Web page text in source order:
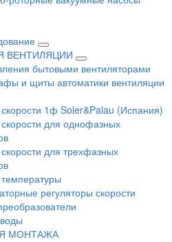
ВЕНТИЛЯЦИИ
бытовыми вентиляторами
и щиты автоматики вентиляции
1ф Soler&Palau (Испания)
для однофазных
для трехфазных
регуляторы скорости
МОНТАЖА